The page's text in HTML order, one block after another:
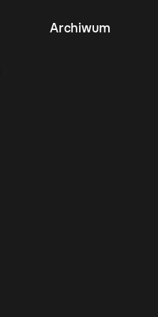
Archiwum